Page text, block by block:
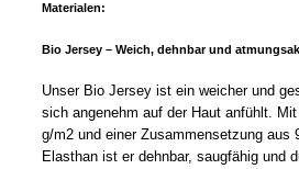
Materialen:
Bio Jersey – Weich, dehnbar und
Unser Bio Jersey ist ein weicher und
sich angenehm auf der Haut anfühlt.
g/m2 und einer Zusammensetzung aus
Elasthan ist er dehnbar, saugfähig und